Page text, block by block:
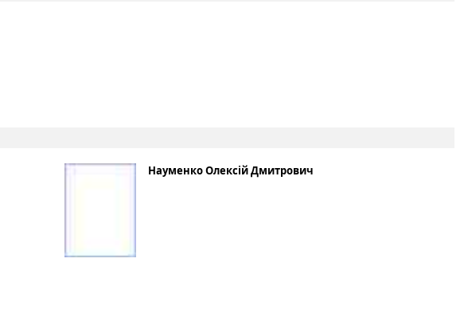
Науменко Олексій Дмитрович